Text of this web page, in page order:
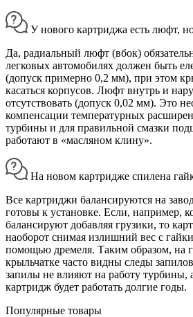
У нового картриджа есть люфт,
Да, радиальный люфт (вбок)
легковых автомобилях должен быть
(допуск примерно 0,2 мм), при этом
касаться корпусов. Люфт внутрь и
отсутствовать (допуск 0,02 мм). Это
компенсации температурных
турбины и для правильной смазки
работают в «масляном клину».
На новом картридже спилена
Все картриджи балансируются на
готовы к установке. Если, например,
балансируют добавляя грузики, то
наоборот снимая излишний вес с
помощью дремеля. Таким образом, на
крыльчатке часто видны следы
запилы не влияют на работу турбины,
картридж будет работать долгие годы.
Популярные товары